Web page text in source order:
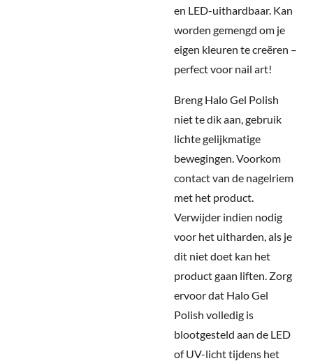
en LED-uithardbaar. Kan
worden gemengd om je
eigen kleuren te creëren –
perfect voor nail art!
Breng Halo Gel Polish
niet te dik aan, gebruik
lichte gelijkmatige
bewegingen. Voorkom
contact van de nagelriem
met het product.
Verwijder indien nodig
voor het uitharden, als je
dit niet doet kan het
product gaan liften. Zorg
ervoor dat Halo Gel
Polish volledig is
blootgesteld aan de LED
of UV-licht tijdens het